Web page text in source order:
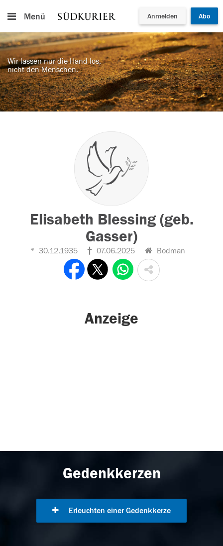
Menü Anmelden Abo
Wir lassen nur die Hand los,
nicht den Menschen.
Elisabeth Blessing (geb.
Gasser)
30.12.1935 07.06.2025 Bodman
Anzeige
Gedenkkerzen
Erleuchten einer Gedenkkerze